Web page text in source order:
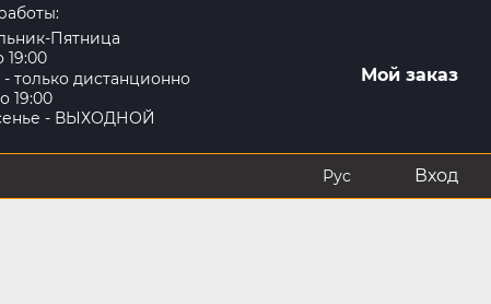
Пятница
19:00
- только дистанционно
19:00
- ВЫХОДНОЙ
Мой заказ
Рус Вход